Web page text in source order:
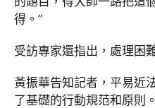
得。”
受訪專家還指出，處理困
黃振華告知記者，平易近
了基礎的行動規范和原則